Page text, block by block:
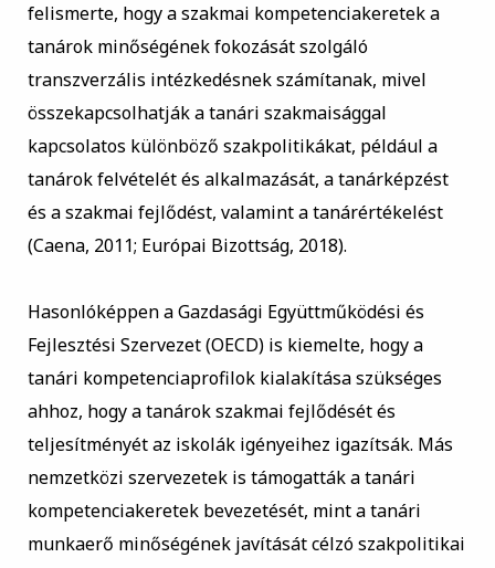
felismerte, hogy a szakmai kompetenciakeretek a
tanárok minőségének fokozását szolgáló
transzverzális intézkedésnek számítanak, mivel
összekapcsolhatják a tanári szakmaisággal
kapcsolatos különböző szakpolitikákat, például a
tanárok felvételét és alkalmazását, a tanárképzést
és a szakmai fejlődést, valamint a tanárértékelést
(Caena, 2011; Európai Bizottság, 2018).
Hasonlóképpen a Gazdasági Együttműködési és
Fejlesztési Szervezet (OECD) is kiemelte, hogy a
tanári kompetenciaprofilok kialakítása szükséges
ahhoz, hogy a tanárok szakmai fejlődését és
teljesítményét az iskolák igényeihez igazítsák. Más
nemzetközi szervezetek is támogatták a tanári
kompetenciakeretek bevezetését, mint a tanári
munkaerő minőségének javítását célzó szakpolitikai